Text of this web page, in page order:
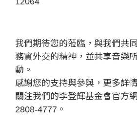
我們期待您的蒞臨，與我們共
務實外交的精神，並共享音樂
動。
感謝您的支持與參與，更多詳
關注我們的李登輝基金會官方
2808-4777。